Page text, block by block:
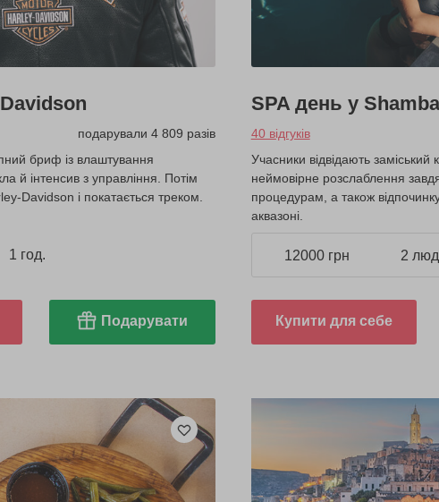
подарували 4 809 разів
бриф із влаштування
й інтенсив з управління. Потім
Davidson і покатається треком.
1 год.
Подарувати
SPA день у
40 відгуків
Учасники відвідають
неймовірне розслаблення
процедурам, а також
аквазоні.
12000 грн 2
Купити для себе